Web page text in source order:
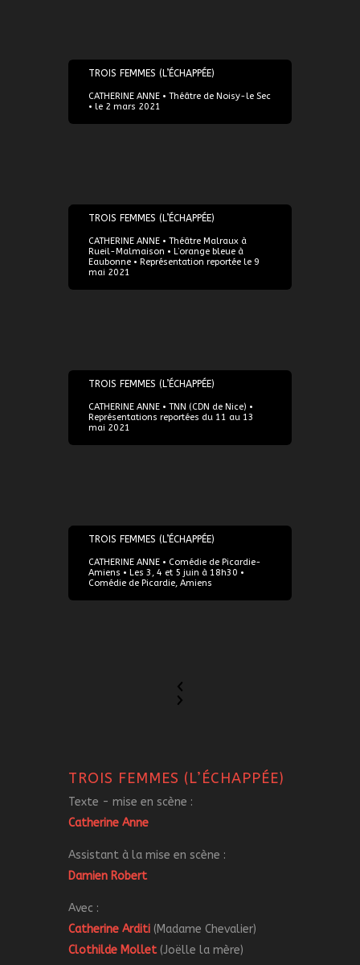
02/03/2021
TROIS FEMMES (L’ÉCHAPPÉE)
CATHERINE ANNE • Théâtre de Noisy-le Sec
• le 2 mars 2021
09/05/2021
TROIS FEMMES (L’ÉCHAPPÉE)
CATHERINE ANNE • Théâtre Malraux à
Rueil-Malmaison • L’orange bleue à
Eaubonne • Représentation reportée le 9
mai 2021
11/05/2021
TROIS FEMMES (L’ÉCHAPPÉE)
CATHERINE ANNE • TNN (CDN de Nice) •
Représentations reportées du 11 au 13
mai 2021
03/06/2021
TROIS FEMMES (L’ÉCHAPPÉE)
CATHERINE ANNE • Comédie de Picardie-
Amiens • Les 3, 4 et 5 juin à 18h30 •
Comédie de Picardie, Amiens
TROIS FEMMES (L’ÉCHAPPÉE)
Texte - mise en scène :
Catherine Anne
Assistant à la mise en scène :
Damien Robert
Avec :
Catherine Arditi(Madame Chevalier)
Clothilde Mollet(Joëlle la mère)